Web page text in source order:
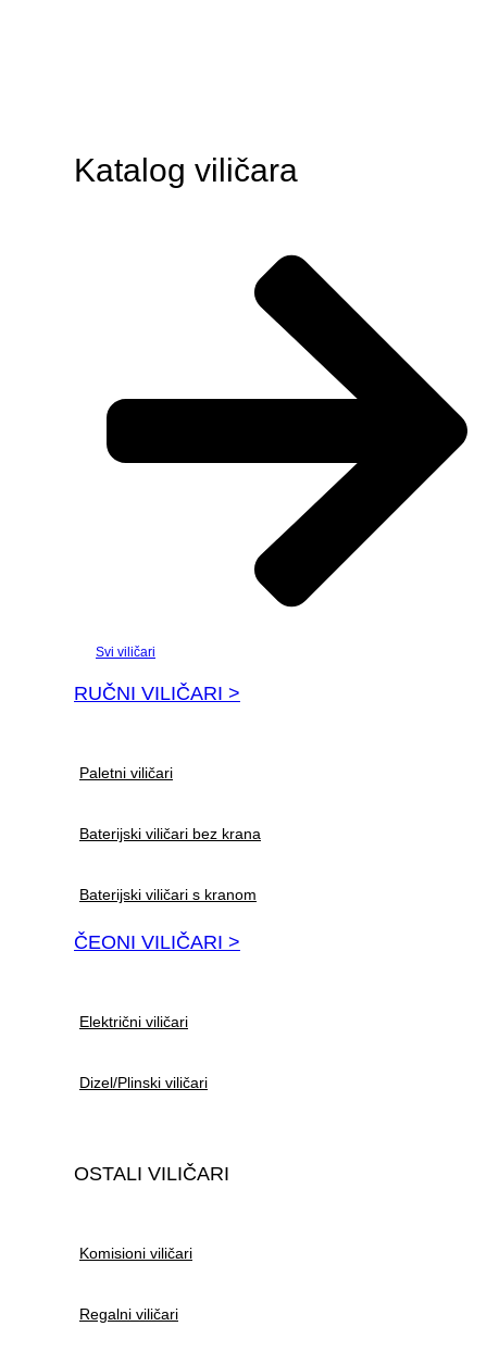
Katalog viličara
Svi viličari
RUČNI VILIČARI >
Paletni viličari
Baterijski viličari bez krana
Baterijski viličari s kranom
ČEONI VILIČARI >
Električni viličari
Dizel/Plinski viličari
OSTALI VILIČARI
Komisioni viličari
Regalni viličari